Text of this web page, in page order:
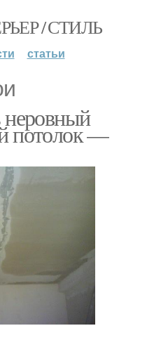
/ СТИЛЬ
статьи
неровный
потолок —